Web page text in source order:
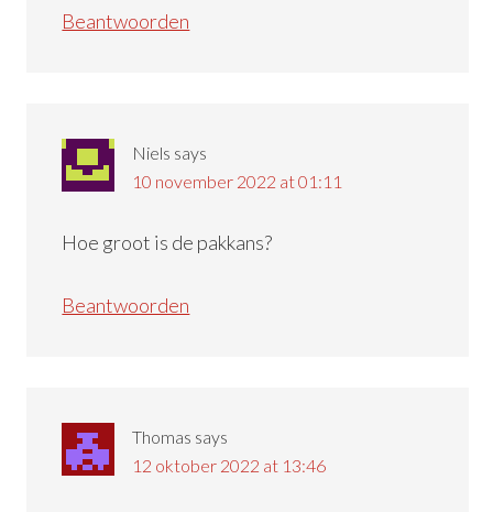
Beantwoorden
Niels says
10 november 2022 at 01:11
Hoe groot is de pakkans?
Beantwoorden
Thomas says
12 oktober 2022 at 13:46